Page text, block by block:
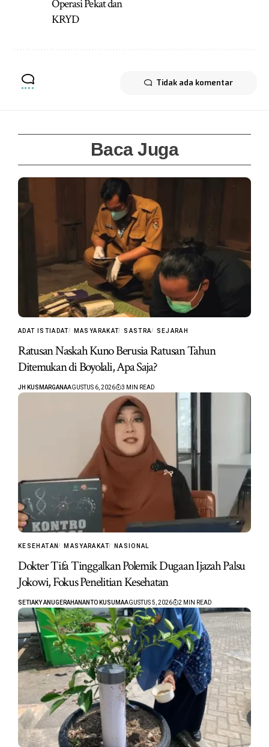
Operasi Pekat dan
KRYD
Tidak ada komentar
Baca Juga
ADAT ISTIADAT MASYARAKAT SASTRA SEJARAH
Ratusan Naskah Kuno Berusia Ratusan Tahun
Ditemukan di Boyolali, Apa Saja?
JH KUSMARGANAAGUSTUS 6, 2026 3 MIN READ
KESEHATAN MASYARAKAT NASIONAL
Dokter Tifa Tinggalkan Polemik Dugaan Ijazah Palsu
Jokowi, Fokus Penelitian Kesehatan
SETIAKY ANUGERAHANANTO KUSUMAAGUSTUS 5, 2026 2 MIN READ